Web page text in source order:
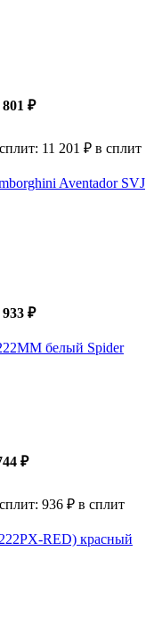
801 ₽
11 201 ₽ в сплит
Aventador SVJ
933 ₽
белый Spider
₽
936 ₽ в сплит
RED) красный